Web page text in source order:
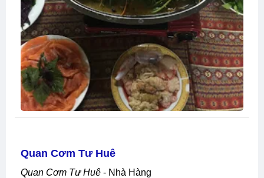
Quan Cơm Tư Huê
Quan Cơm Tư Huê - Nhà Hàng